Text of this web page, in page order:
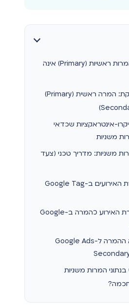
מדוע מדידת המרות ראשיות (Primary) אינה
ההבחנה המדויקת: המרה ראשית (Primary)
אינטראקציות שכדאי
משניות
משניות: מדריך טכני (צעד
שלב 1: הגדרת האירועים ב-Google Tag
שלב 2: הגדרת האירוע כהמרה ב-Google
שלב 3: ייבוא ההמרה ל-Google Ads
המרות משניות
חכמה?